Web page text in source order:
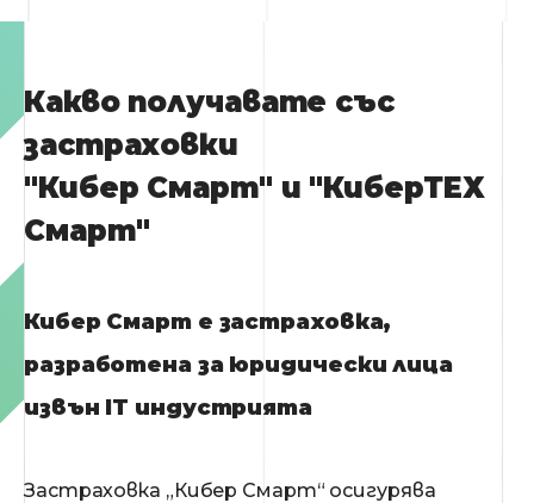
Какво получавате със
застраховки
"Кибер Смарт" и "КиберТЕХ
Смарт"
Кибер Смарт е застраховка,
разработена за юридически лица
извън IT индустрията
Застраховка „Кибер Смарт“ осигурява